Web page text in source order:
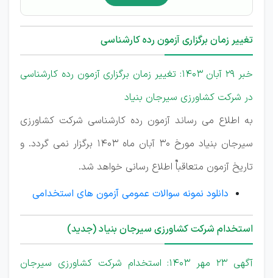
تغییر زمان برگزاری آزمون رده کارشناسی
خبر 29 آبان 1403: تغییر زمان برگزاری آزمون رده کارشناسی
در شرکت کشاورزی سیرجان بنیاد
به اطلاع می رساند آزمون رده کارشناسی شرکت کشاورزی
سیرجان بنیاد مورخ 30 آبان ماه 1403 برگزار نمی گردد. و
تاریخ آزمون متعاقباٌ اطلاع رسانی خواهد شد.
دانلود نمونه سوالات عمومی آزمون های استخدامی
استخدام شرکت کشاورزی سیرجان بنیاد (جدید)
آگهی 23 مهر 1403: استخدام شرکت کشاورزی سیرجان